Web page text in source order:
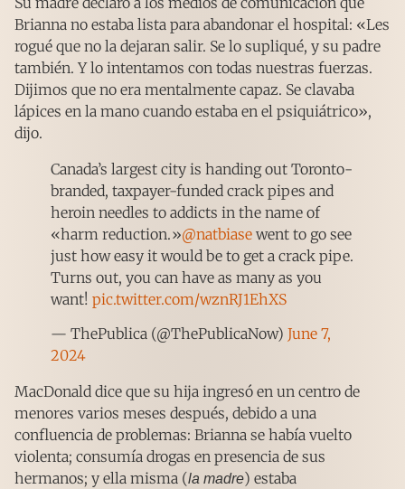
Brianna no estaba lista para abandonar el hospital: «Les
rogué que no la dejaran salir. Se lo supliqué, y su padre
también. Y lo intentamos con todas nuestras fuerzas.
Dijimos que no era mentalmente capaz. Se clavaba
lápices en la mano cuando estaba en el psiquiátrico»,
dijo.
Canada’s largest city is handing out Toronto-
branded, taxpayer-funded crack pipes and
heroin needles to addicts in the name of
«harm reduction.»@natbiase went to go see
just how easy it would be to get a crack pipe.
Turns out, you can have as many as you
want! pic.twitter.com/wznRJ1EhXS
— ThePublica (@ThePublicaNow) June 7,
2024
MacDonald dice que su hija ingresó en un centro de
menores varios meses después, debido a una
confluencia de problemas: Brianna se había vuelto
violenta; consumía drogas en presencia de sus
hermanos; y ella misma (la madre) estaba